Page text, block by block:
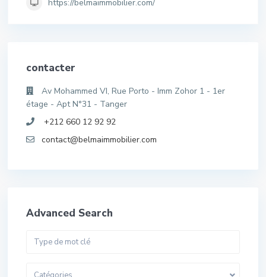
https://belmaimmobilier.com/
contacter
Av Mohammed VI, Rue Porto - Imm Zohor 1 - 1er
étage - Apt N°31 - Tanger
+212 660 12 92 92
contact@belmaimmobilier.com
Advanced Search